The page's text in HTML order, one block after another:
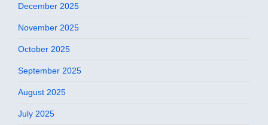
December 2025
November 2025
October 2025
September 2025
August 2025
July 2025